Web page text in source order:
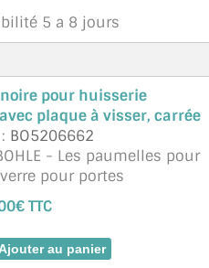
5 a 8 jours
pour huisserie
plaque à visser, carrée
BO5206662
- Les paumelles pour
pour portes
de l'huisserie, au
anguleux et
s'adaptent parfaitement à
et sont particulière ...
TTC